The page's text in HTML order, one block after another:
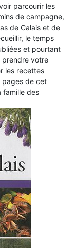
parcourir les
de campagne,
de Calais et de
le temps
et pourtant
prendre votre
les recettes
pages de cet
famille des